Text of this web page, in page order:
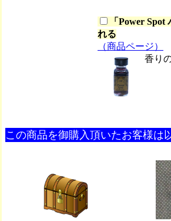
「 Power Spot
れる
（商品ページ）
香り
この商品を御購入頂いたお客様は